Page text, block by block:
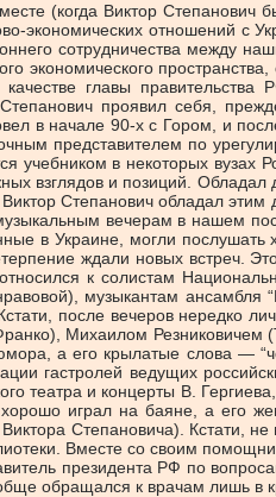
(когда Виктор Степанович
экономических отношений
сотрудничества между
экономического
главы
проявил себя,
в начале 90-х с Гором, и
представителем по
учебником в некоторых
взглядов и позиций.
Степанович обладал
вечерам в нашем
в Украине, могли
ждали новых встреч.
к солистам
музыкантам ансамбля
после вечеров нередко
Михаилом
а его крылатые слова —
гастролей ведущих
театра и концерты В.
играл на баяне, а его
Степановича). Кстати,
Вместе со своим
президента РФ по
обращался к врачам лишь в